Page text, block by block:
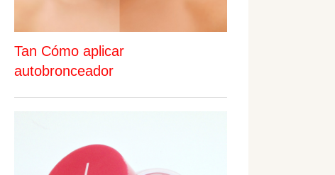
Tan Cómo aplicar
autobronceador